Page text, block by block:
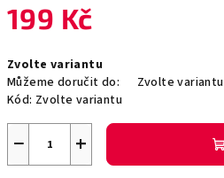
199 Kč
cena:
Zvolte variantu
Můžeme doručit do:
Zvolte variantu
Kód: Zvolte variantu
+
−